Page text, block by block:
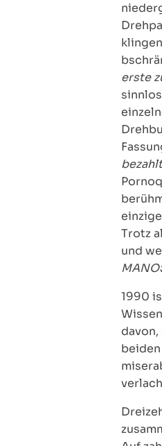
erste
Trotz
und
1990
davon,